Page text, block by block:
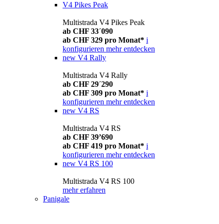
V4 Pikes Peak
Multistrada V4 Pikes Peak
ab CHF 33´090
ab CHF 329 pro Monat* i
konfigurieren mehr entdecken
new V4 Rally
Multistrada V4 Rally
ab CHF 29´290
ab CHF 309 pro Monat* i
konfigurieren mehr entdecken
new V4 RS
Multistrada V4 RS
ab CHF 39’690
ab CHF 419 pro Monat* i
konfigurieren mehr entdecken
new V4 RS 100
Multistrada V4 RS 100
mehr erfahren
Panigale